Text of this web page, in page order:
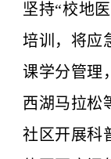
坚持“校地
培训，将应
课学分管理
西湖马拉松
社区开展科